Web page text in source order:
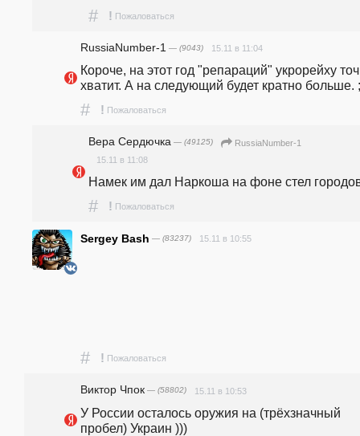
# ! Пожаловаться
RussiaNumber-1 — (9043) 15.11 в 11:04
Короче, на этот год "репараций" укрорейху
хватит. А на следующий будет кратно больше.
# ! Пожаловаться
Вера Сердючка — (49125)
RussiaNumber-1
15.11 в 11:08
Намек им дал Наркоша на фоне стел
# ! Пожаловаться
Sergey Bash — (83237) 15.11 в 10:55
# ! Пожаловаться
Виктор Чпок — (58802) 15.11 в 10:53
У России осталось оружия на (трёхзначный
пробел) Украин )))